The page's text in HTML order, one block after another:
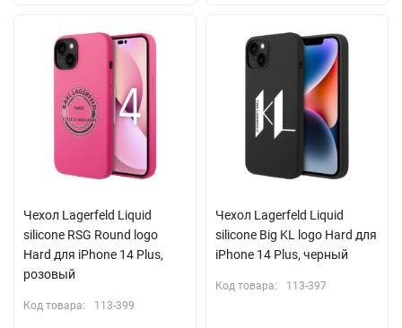
Чехол Lagerfeld Liquid
silicone RSG Round logo
Hard для iPhone 14 Plus,
розовый
Код товара: 113-399
Чехол Lagerfeld Liquid
silicone Big KL logo Hard для
iPhone 14 Plus, черный
Код товара: 113-397